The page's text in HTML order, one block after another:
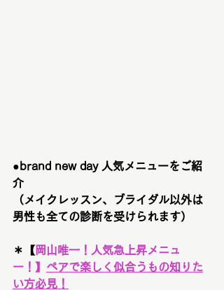
●brand new day 人気メニューをご紹
介
（メイクレッスン、ブライダル以外は
男性も全ての診断を受けられます）
＊【 岡山唯一！ 人気急上昇メニュ
ー！ 】 ペアで楽しく似合うもの知りた
い方必見！